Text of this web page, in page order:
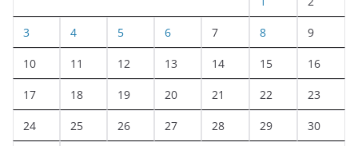
3 4 5 6 7 8 9
10 11 12 13 14 15 16
17 18 19 20 21 22 23
24 25 26 27 28 29 30